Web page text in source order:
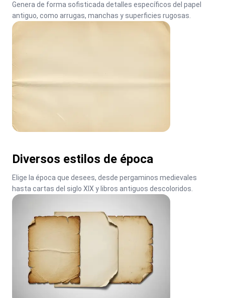
Genera de forma sofisticada detalles específicos del papel
antiguo, como arrugas, manchas y superficies rugosas.
Diversos estilos de época
Elige la época que desees, desde pergaminos medievales
hasta cartas del siglo XIX y libros antiguos descoloridos.